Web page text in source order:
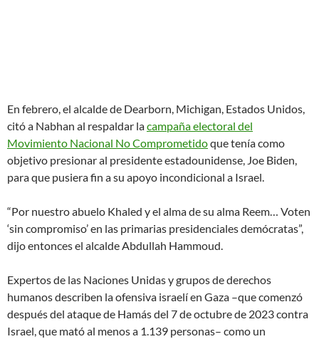
En febrero, el alcalde de Dearborn, Michigan, Estados Unidos,
citó a Nabhan al respaldar lacampaña electoral del
Movimiento Nacional No Comprometidoque tenía como
objetivo presionar al presidente estadounidense, Joe Biden,
para que pusiera fin a su apoyo incondicional a Israel.
“Por nuestro abuelo Khaled y el alma de su alma Reem… Voten
‘sin compromiso’ en las primarias presidenciales demócratas”,
dijo entonces el alcalde Abdullah Hammoud.
Expertos de las Naciones Unidas y grupos de derechos
humanos describen la ofensiva israelí en Gaza –que comenzó
después del ataque de Hamás del 7 de octubre de 2023 contra
Israel, que mató al menos a 1.139 personas– como un